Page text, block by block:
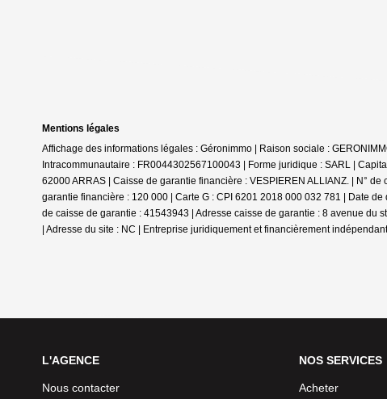
Mentions légales
Affichage des informations légales : Géronimmo | Raison sociale :
Intracommunautaire : FR0044302567100043 | Forme juridique : SARL |
62000 ARRAS | Caisse de garantie financière : VESPIEREN ALLIANZ. | N°
garantie financière : 120 000 | Carte G : CPI 6201 2018 000 032 781 | Date
de caisse de garantie : 41543943 | Adresse caisse de garantie : 8 avenue du
| Adresse du site : NC |
Entreprise juridiquement et financièrement
L'AGENCE
Nous contacter
NOS SERVICES
Acheter